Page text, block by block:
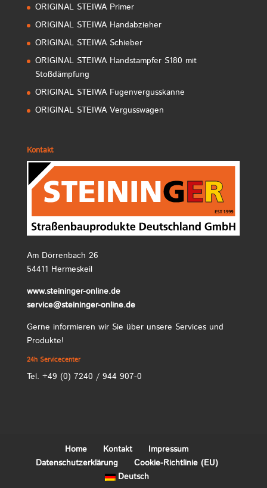
ORIGINAL STEIWA Primer
ORIGINAL STEIWA Handabzieher
ORIGINAL STEIWA Schieber
ORIGINAL STEIWA Handstampfer S180 mit
Stoßdämpfung
ORIGINAL STEIWA Fugenvergusskanne
ORIGINAL STEIWA Vergusswagen
Kontakt
Am Dörrenbach 26
54411 Hermeskeil
www.steininger-online.de
service@steininger-online.de
Gerne informieren wir Sie über unsere Services und
Produkte!
24h Servicecenter
Tel. +49 (0) 7240 / 944 907-0
Home Kontakt
Impressum
Datenschutzerklärung
Cookie-Richtlinie (EU)
Deutsch